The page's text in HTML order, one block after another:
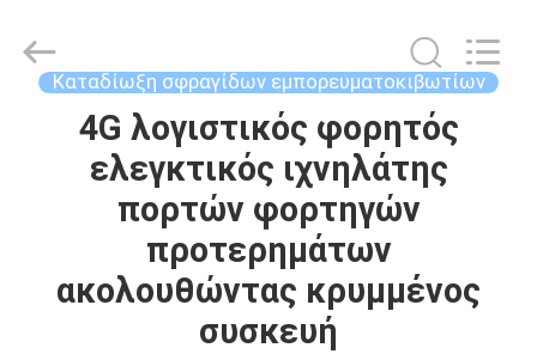
ΣΠΊΤΙ
ΠΡΟΪΌΝΤΑ
ΕΜΦΆΝΙΣΗ
Καταδίωξη σφραγίδων εμπορευματοκιβωτίων
4G λογιστικός φορητός
ελεγκτικός ιχνηλάτης
πορτών φορτηγών
προτερημάτων
ακολουθώντας κρυμμένος
συσκευή